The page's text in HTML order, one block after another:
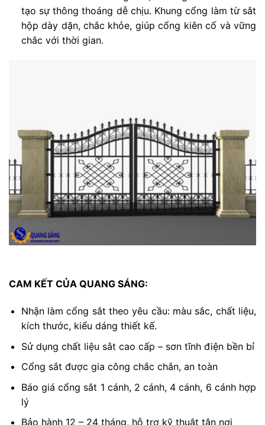
tạo sự thông thoáng dễ chịu. Khung cổng làm từ sắt
hộp dày dặn, chắc khỏe, giúp cổng kiên cố và vững
chắc với thời gian.
CAM KẾT CỦA QUANG SÁNG:
Nhận làm cổng sắt theo yêu cầu: màu sắc, chất liệu,
kích thước, kiểu dáng thiết kế.
Sử dụng chất liệu sắt cao cấp – sơn tĩnh điện bền bỉ
Cổng sắt được gia công chắc chắn, an toàn
Báo giá cổng sắt 1 cánh, 2 cánh, 4 cánh, 6 cánh hợp
lý
Bảo hành 12 – 24 tháng, hỗ trợ kỹ thuật tận nơi